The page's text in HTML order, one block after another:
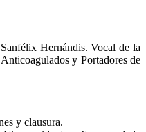
Hernándis. Vocal de la
y Portadores de
y clausura.